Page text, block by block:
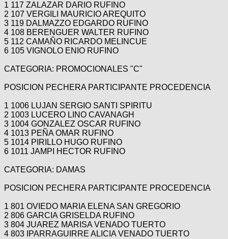
1 117 ZALAZAR DARIO RUFINO
2 107 VERGILI MAURICIO AREQUITO
3 119 DALMAZZO EDGARDO RUFINO
4 108 BERENGUER WALTER RUFINO
5 112 CAMAÑO RICARDO MELINCUE
6 105 VIGNOLO ENIO RUFINO
CATEGORIA: PROMOCIONALES "C"
POSICION PECHERA PARTICIPANTE PROCEDENCIA
1 1006 LUJAN SERGIO SANTI SPIRITU
2 1003 LUCERO LINO CAVANAGH
3 1004 GONZALEZ OSCAR RUFINO
4 1013 PEÑA OMAR RUFINO
5 1014 PIRILLO HUGO RUFINO
6 1011 JAMPI HECTOR RUFINO
CATEGORIA: DAMAS
POSICION PECHERA PARTICIPANTE PROCEDENCIA
1 801 OVIEDO MARIA ELENA SAN GREGORIO
2 806 GARCIA GRISELDA RUFINO
3 804 JUAREZ MARISA VENADO TUERTO
4 803 IPARRAGUIRRE ALICIA VENADO TUERTO